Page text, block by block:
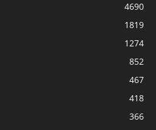
4690
1819
1274
852
467
418
366